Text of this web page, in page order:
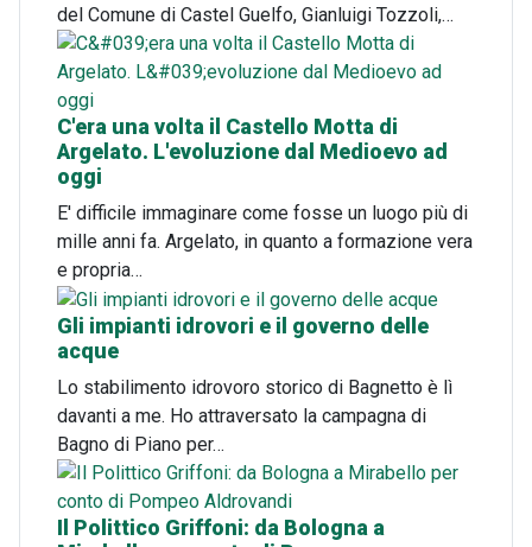
del Comune di Castel Guelfo, Gianluigi Tozzoli,…
C'era una volta il Castello Motta di
Argelato. L'evoluzione dal Medioevo ad
oggi
E' difficile immaginare come fosse un luogo più di
mille anni fa. Argelato, in quanto a formazione vera
e propria…
Gli impianti idrovori e il governo delle
acque
Lo stabilimento idrovoro storico di Bagnetto è lì
davanti a me. Ho attraversato la campagna di
Bagno di Piano per…
Il Polittico Griffoni: da Bologna a